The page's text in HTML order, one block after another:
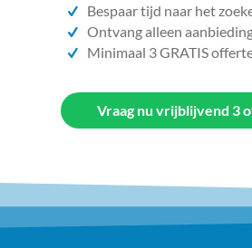
Bespaar tijd naar het
Ontvang alleen
Minimaal 3 GRATIS
Vraag nu vrijblijvend 3